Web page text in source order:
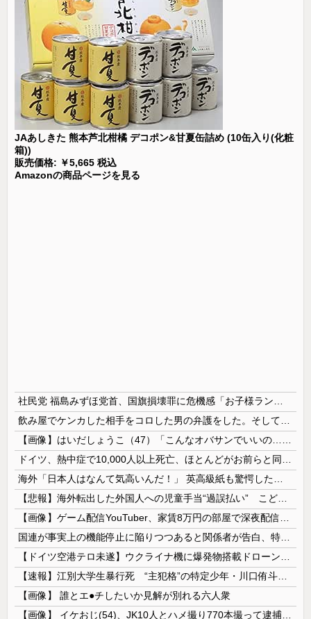
JAあしきた 熊本芦北柑橘 デコポン&甘夏缶詰め (10缶入り(化粧
箱))
販売価格: ￥5,665 税込
Amazonの商品ページを見る
【画像】 誰とエ●チしたいか見解が別れる六人衆